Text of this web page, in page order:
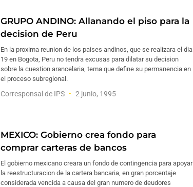
GRUPO ANDINO: Allanando el piso para la
decision de Peru
En la proxima reunion de los paises andinos, que se realizara el dia
19 en Bogota, Peru no tendra excusas para dilatar su decision
sobre la cuestion arancelaria, tema que define su permanencia en
el proceso subregional.
Corresponsal de IPS 2 junio, 1995
MEXICO: Gobierno crea fondo para
comprar carteras de bancos
El gobierno mexicano creara un fondo de contingencia para apoyar
la reestructuracion de la cartera bancaria, en gran porcentaje
considerada vencida a causa del gran numero de deudores